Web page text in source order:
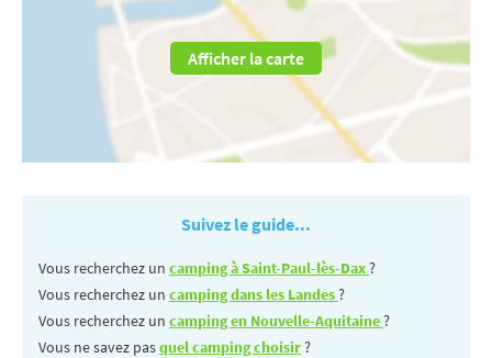
Afficher la carte
Suivez le guide...
Vous recherchez un camping à Saint-Paul-lès-Dax?
Vous recherchez un camping dans les Landes?
Vous recherchez un camping en Nouvelle-Aquitaine?
Vous ne savez pasquel camping choisir?